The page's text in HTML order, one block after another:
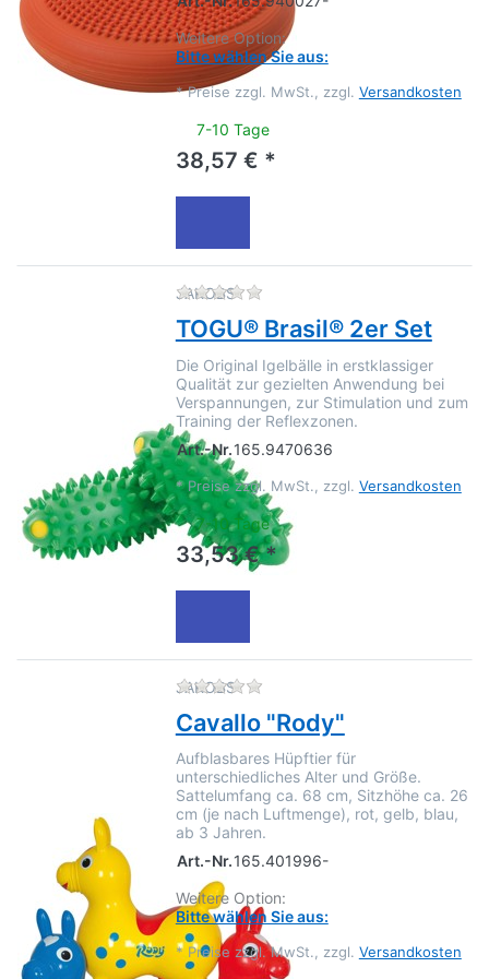
Weitere Option:
Bitte wählen Sie aus:
* Preise zzgl. MwSt., zzgl. Versandkosten
7-10 Tage
38,57 € *
JAKOBS Zu diesem Produkt liegen
TOGU® Brasil® 2er Set
Die Original Igelbälle in erstklassiger
Qualität zur gezielten Anwendung bei
Verspannungen, zur Stimulation und zum
Training der Reflexzonen.
Art.-Nr.165.9470636
* Preise zzgl. MwSt., zzgl. Versandkosten
7-10 Tage
33,53 € *
JAKOBS Zu diesem Produkt liegen
Cavallo "Rody"
Aufblasbares Hüpftier für
unterschiedliches Alter und Größe.
Sattelumfang ca. 68 cm, Sitzhöhe ca. 26
cm (je nach Luftmenge), rot, gelb, blau,
ab 3 Jahren.
Art.-Nr.165.401996-
Weitere Option:
Bitte wählen Sie aus:
* Preise zzgl. MwSt., zzgl. Versandkosten